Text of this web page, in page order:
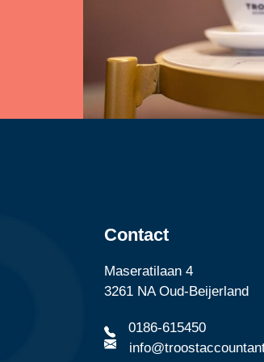
Contact
Maseratilaan 4
3261 NA Oud-Beijerland
0186-615450